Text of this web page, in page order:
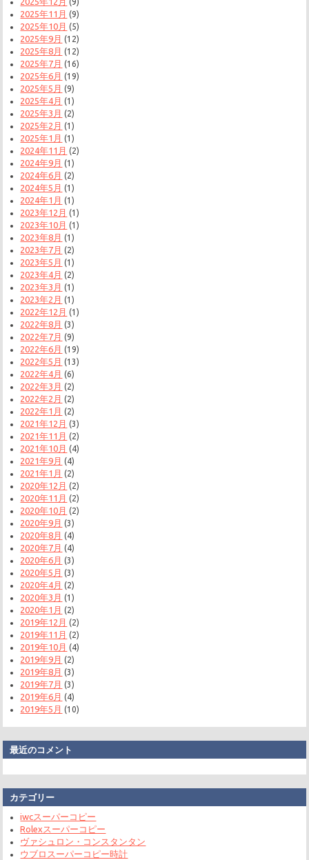
(9)
2025年11月 (9)
2025年10月 (5)
2025年9月 (12)
2025年8月 (12)
2025年7月 (16)
2025年6月 (19)
2025年5月 (9)
2025年4月 (1)
2025年3月 (2)
2025年2月 (1)
2025年1月 (1)
2024年11月 (2)
2024年9月 (1)
2024年6月 (2)
2024年5月 (1)
2024年1月 (1)
2023年12月 (1)
2023年10月 (1)
2023年8月 (1)
2023年7月 (2)
2023年5月 (1)
2023年4月 (2)
2023年3月 (1)
2023年2月 (1)
2022年12月 (1)
2022年8月 (3)
2022年7月 (9)
2022年6月 (19)
2022年5月 (13)
2022年4月 (6)
2022年3月 (2)
2022年2月 (2)
2022年1月 (2)
2021年12月 (3)
2021年11月 (2)
2021年10月 (4)
2021年9月 (4)
2021年1月 (2)
2020年12月 (2)
2020年11月 (2)
2020年10月 (2)
2020年9月 (3)
2020年8月 (4)
2020年7月 (4)
2020年6月 (3)
2020年5月 (3)
2020年4月 (2)
2020年3月 (1)
2020年1月 (2)
2019年12月 (2)
2019年11月 (2)
2019年10月 (4)
2019年9月 (2)
2019年8月 (3)
2019年7月 (3)
2019年6月 (4)
2019年5月 (10)
最近のコメント
カテゴリー
iwcスーパーコピー
Rolexスーパーコピー
ヴァシュロン・コンスタンタン
ウブロスーパーコピー時計